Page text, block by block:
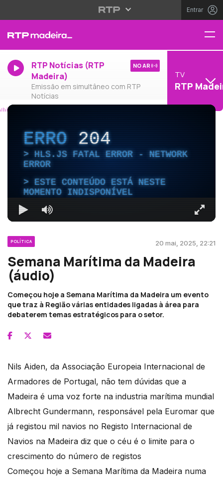
Entrar
RTP Notícias (RTP
Madeira)
Emissão em simultâneo com RTP
Notícias
NO AR
TV
RTP
ERRO204
HLS.JS FATAL ERROR - NETWORK
ERROR
ESTE CONTEÚDO ESTÁ NESTE
MOMENTO INDISPONÍVEL
POLÍTICA 20 mai, 2025, 22:21
Semana Marítima da Madeira
(áudio)
Começou hoje a Semana Marítima da Madeira um evento
que traz à Região várias entidades ligadas à área para
debaterem temas estratégicos para o setor.
Nils Aiden, da Associação Europeia Internacional de
Armadores de Portugal, não tem dúvidas que a
Madeira é uma voz forte na industria marítima mundial
Albrecht Gundermann, responsável pela Euromar que
já registou mil navios no Registo Internacional de
Navios na Madeira diz que o céu é o limite para o
crescimento do número de registos
Começou hoje a Semana Marítima da Madeira numa